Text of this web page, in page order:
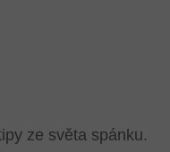
ze světa spánku.